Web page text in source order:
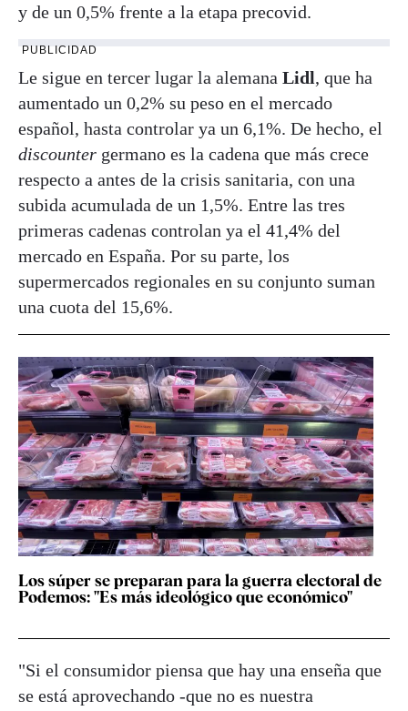
y de un 0,5% frente a la etapa precovid.
PUBLICIDAD
Le sigue en tercer lugar la alemana Lidl, que ha
aumentado un 0,2% su peso en el mercado
español, hasta controlar ya un 6,1%. De hecho, el
discounter germano es la cadena que más crece
respecto a antes de la crisis sanitaria, con una
subida acumulada de un 1,5%. Entre las tres
primeras cadenas controlan ya el 41,4% del
mercado en España. Por su parte, los
supermercados regionales en su conjunto suman
una cuota del 15,6%.
Los súper se preparan para la guerra electoral de
Podemos: "Es más ideológico que económico"
"Si el consumidor piensa que hay una enseña que
se está aprovechando -que no es nuestra